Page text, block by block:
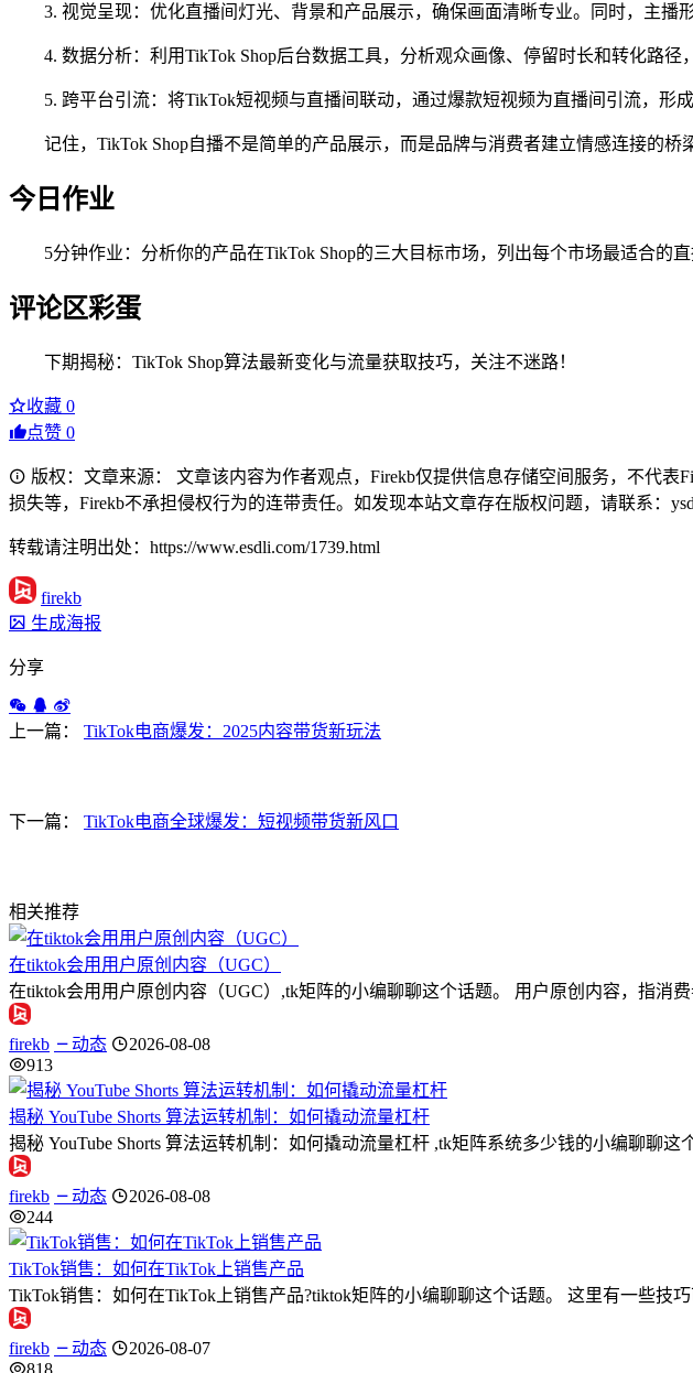
3. 视觉呈现：优化直播间灯光、背景和产品展示，确保画面清晰专业。同时，主播
4. 数据分析：利用TikTok Shop后台数据工具，分析观众画像、停留时长和转化路径
5. 跨平台引流：将TikTok短视频与直播间联动，通过爆款短视频为直播间引流，形成
记住，TikTok Shop自播不是简单的产品展示，而是品牌与消费者建立情感连接的
今日作业
5分钟作业：分析你的产品在TikTok Shop的三大目标市场，列出每个市场最适合的
评论区彩蛋
下期揭秘：TikTok Shop算法最新变化与流量获取技巧，关注不迷路！
收藏 0
点赞 0
版权：文章来源： 文章该内容为作者观点，Firekb仅提供信息存储空间服务，不代
损失等，Firekb不承担侵权行为的连带责任。如发现本站文章存在版权问题，请联系：
转载请注明出处：https://www.esdli.com/1739.html
firekb
生成海报
分享
上一篇： TikTok电商爆发：2025内容带货新玩法
下一篇： TikTok电商全球爆发：短视频带货新风口
相关推荐
在tiktok会用用户原创内容（UGC）
在tiktok会用用户原创内容（UGC）,tk矩阵的小编聊聊这个话题。 用户原创内容，指消
firekb 动态
2026-08-08
913
揭秘 YouTube Shorts 算法运转机制：如何撬动流量杠杆
揭秘 YouTube Shorts 算法运转机制：如何撬动流量杠杆 ,tk矩阵系统多少钱的小编聊聊这
firekb 动态
2026-08-08
244
TikTok销售：如何在TikTok上销售产品
TikTok销售：如何在TikTok上销售产品?tiktok矩阵的小编聊聊这个话题。 这里有一些技
firekb 动态
2026-08-07
818